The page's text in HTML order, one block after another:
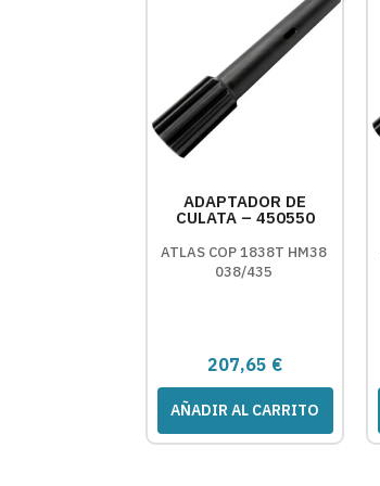
ADAPTADOR DE
CULATA – 450550
ATLAS COP 1838T HM38
038/435
207,65 €
AÑADIR AL CARRITO